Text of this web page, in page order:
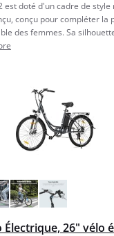
est doté d'un cadre de style
conçu pour compléter la
des femmes. Sa
Électrique, 26" vélo